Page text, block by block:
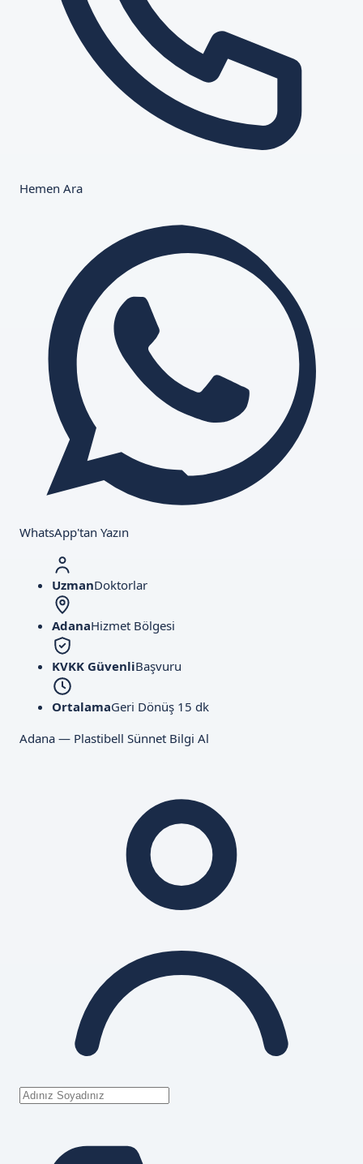
Hemen Ara
WhatsApp'tan Yazın
UzmanDoktorlar
AdanaHizmet Bölgesi
KVKK GüvenliBaşvuru
OrtalamaGeri Dönüş 15 dk
Adana — Plastibell Sünnet Bilgi Al